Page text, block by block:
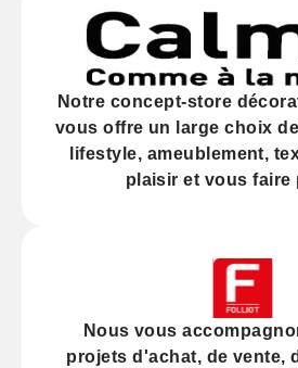
Notre concept-store
vous offre un large choix
lifestyle, ameublement,
plaisir et vous faire
Nous vous
projets d'achat, devente,